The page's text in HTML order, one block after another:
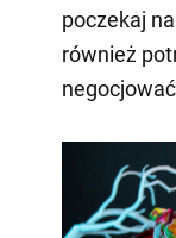
poczekaj
również